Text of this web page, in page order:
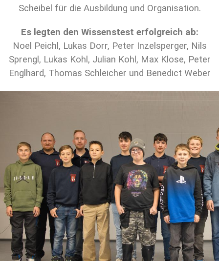
Scheibel für die Ausbildung und Organisation.
Es legten den Wissenstest erfolgreich ab:
Noel Peichl, Lukas Dorr, Peter Inzelsperger, Nils
Sprengl, Lukas Kohl, Julian Kohl, Max Klose, Peter
Englhard, Thomas Schleicher und Benedict Weber